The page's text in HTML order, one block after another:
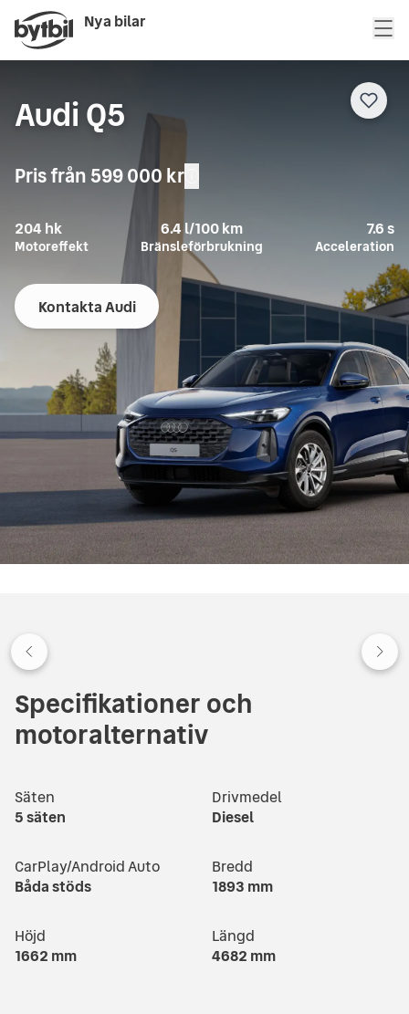
Nya bilar
Audi Q5
Pris från 599 000 kr
204 hk
Motoreffekt
6.4 l/100 km
Bränsleförbrukning
7.6s
Acceleration
Kontakta Audi
Specifikationer och
motoralternativ
Säten
5säten
Drivmedel
Diesel
CarPlay/Android Auto
Båda stöds
Bredd
1893 mm
Höjd
1662 mm
Längd
4682 mm